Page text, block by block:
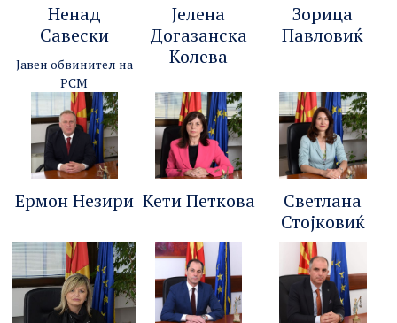
Ненад
Савески
Јавен обвинител на
РСМ
Јелена
Догазанска
Колева
Зорица
Павловиќ
Ермон Незири Кети Петкова
Светлана
Стојковиќ